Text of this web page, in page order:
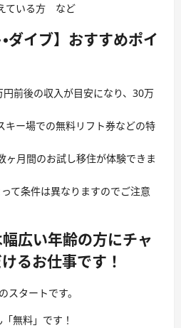
ている方 など
ダイブ】おすすめポイ
円前後の収入が目安になり、30万
キー場での無料リフト券などの特
ヶ月間のお試し移住が体験できま
て条件は異なりますのでご注意
広い年齢の方にチャ
るお仕事です！
スタートです。
無料」です！